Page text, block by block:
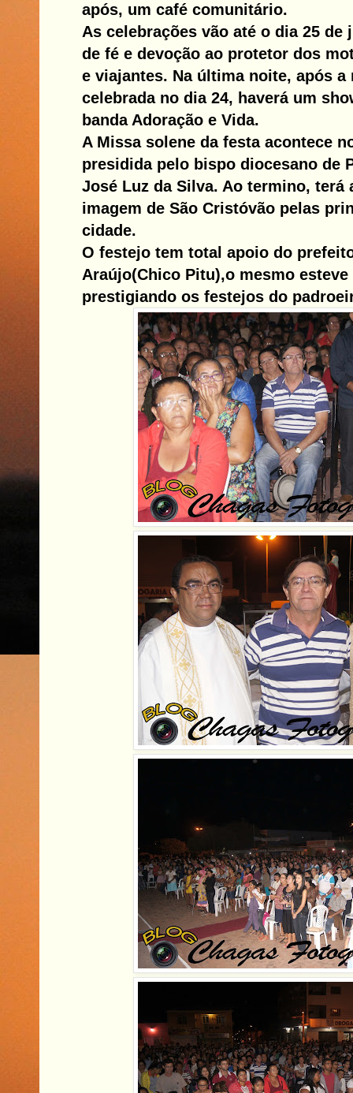
após, um café comunitário.
As celebrações vão até o dia 25 de
de fé e devoção ao protetor dos
e viajantes. Na última noite, após a
celebrada no dia 24, haverá um
banda Adoração e Vida.
A Missa solene da festa acontece
presidida pelo bispo diocesano de
José Luz da Silva. Ao termino, terá
imagem de São Cristóvão pelas
cidade.
O festejo tem total apoio do
Araújo(Chico Pitu),o mesmo esteve
prestigiando os festejos do